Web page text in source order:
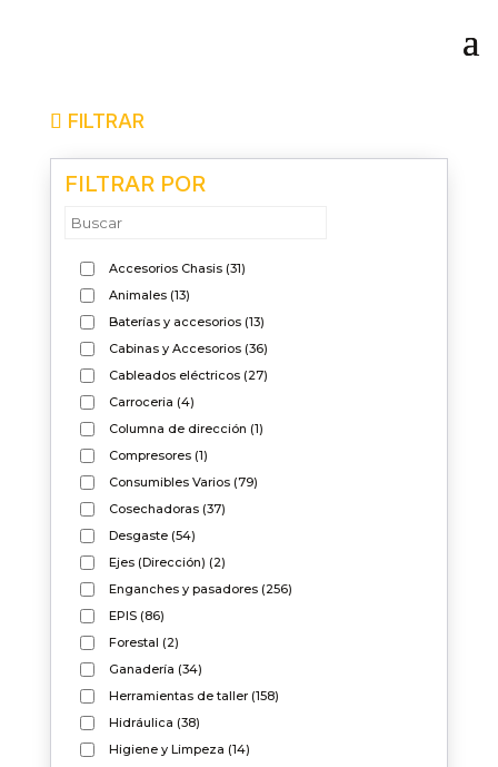
FILTRAR
FILTRAR POR
Accesorios Chasis (31)
Animales (13)
Baterías y accesorios (13)
Cabinas y Accesorios (36)
Cableados eléctricos (27)
Carroceria (4)
Columna de dirección (1)
Compresores (1)
Consumibles Varios (79)
Cosechadoras (37)
Desgaste (54)
Ejes (Dirección) (2)
Enganches y pasadores (256)
EPIS (86)
Forestal (2)
Ganadería (34)
Herramientas de taller (158)
Hidráulica (38)
Higiene y Limpeza (14)
Necesarias
Estas cookies
opcionales.
necesarias
para que
funcione la